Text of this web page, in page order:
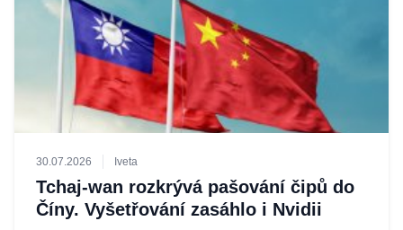
30.07.2026 Iveta
Tchaj-wan rozkrývá pašování čipů do
Číny. Vyšetřování zasáhlo i Nvidii